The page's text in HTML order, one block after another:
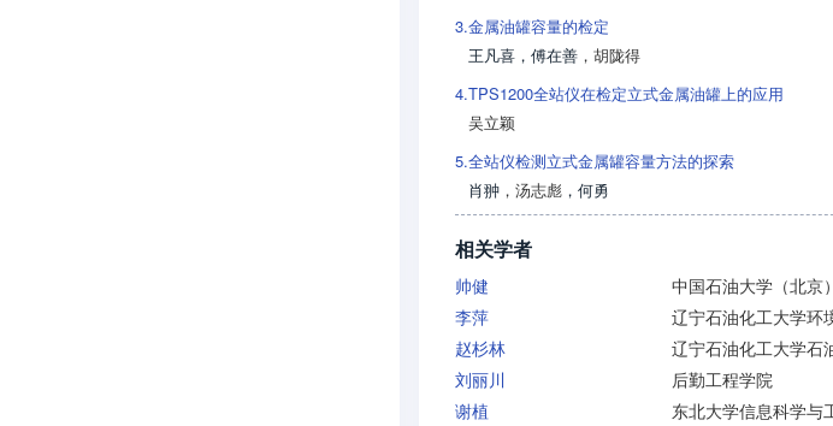
3.金属油罐容量的检定
王凡喜 ， 傅在善 ， 胡陇得
4.TPS1200全站仪在检定立式金属油罐上的应用
吴立颖
5.全站仪检测立式金属罐容量方法的探索
肖翀 ， 汤志彪 ， 何勇
相关学者
帅健
李萍
赵杉林
刘丽川
后勤工程学院
谢植